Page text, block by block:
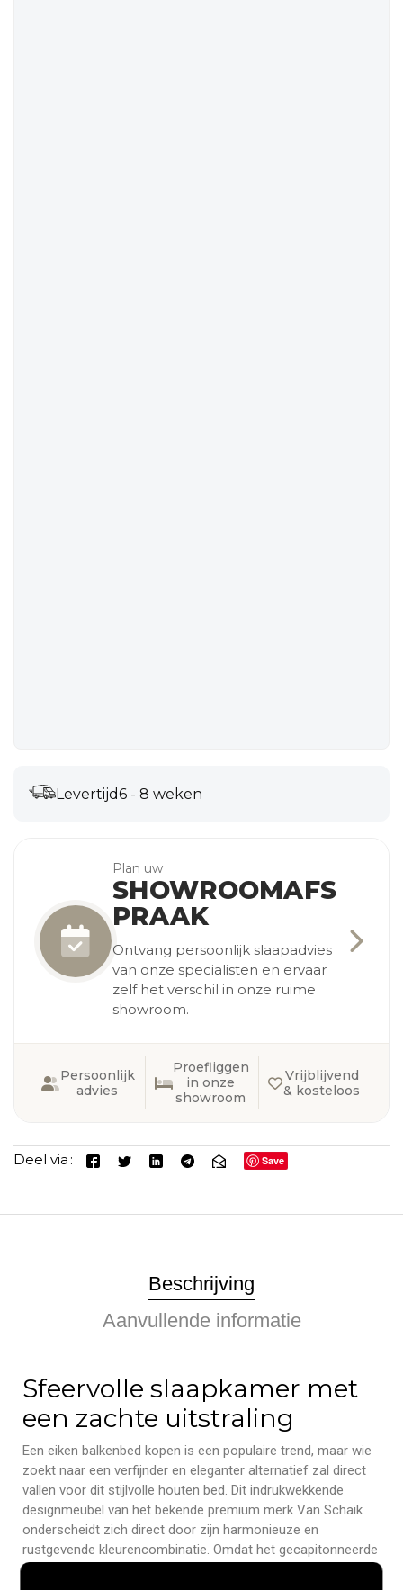
Levertijd6 - 8 weken
Plan uw
SHOWROOMAFS
PRAAK
Ontvang persoonlijk slaapadvies
van onze specialisten en ervaar
zelf het verschil in onze ruime
showroom.
Persoonlijk
advies
Proefliggen
in onze
showroom
Vrijblijvend
& kosteloos
Deel via Save
Beschrijving
Aanvullende informatie
Sfeervolle slaapkamer met
een zachte uitstraling
Een eiken balkenbed kopen is een populaire trend, maar wie
zoekt naar een verfijnder en eleganter alternatief zal direct
vallen voor dit stijlvolle houten bed. Dit indrukwekkende
designmeubel van het bekende premium merk Van Schaik
onderscheidt zich direct door zijn harmonieuze en
rustgevende kleurencombinatie. Omdat het gecapitonneerde
hoofdbord is bekleed met een hoogwaardige, beige